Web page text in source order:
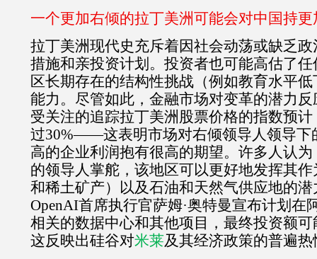
一个更加右倾的拉丁美洲可能会对中国持
拉丁美洲现代史充斥着因社会动荡或缺乏
措施和亲投资计划。投资者也可能高估了
区长期存在的结构性挑战（例如教育水平
能力。尽管如此，金融市场对变革的潜力
受关注的追踪拉丁美洲股票价格的指数预计
过30%——这表明市场对右倾领导人领导下
高的企业利润抱有很高的期望。许多人认
的领导人掌舵，该地区可以更好地发挥其
和稀土矿产）以及石油和天然气供应地的潜
OpenAI首席执行官萨姆·奥特曼宣布计划在
相关的数据中心和其他项目，最终投资额可
这反映出硅谷对米莱及其经济政策的普遍热